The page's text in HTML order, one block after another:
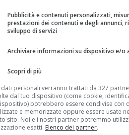
Millie
un salto
trilogia
la sua
Il cinema italiano
ricambio
Leggi di più
Pubblicità e contenuti personalizzati,
prestazioni dei contenuti e degli annunci,
sviluppo di servizi
Archiviare informazioni su dispositivo e/o
Scopri di più
dati personali verranno trattati da 327
dal tuo dispositivo (come cookie,
potrebbero essere condivise con
e memorizzate oppure essere usate
sito. Noi e i nostri partner potremmo
esatti. Elenco dei partner.